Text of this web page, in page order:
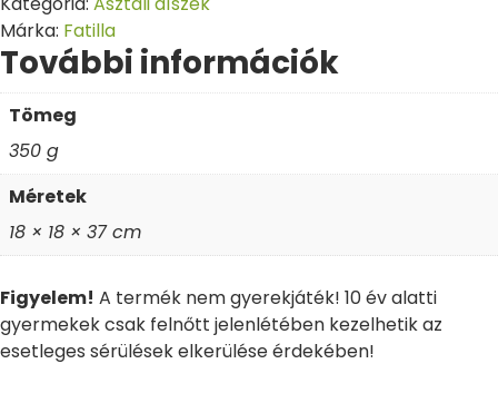
Márka: Fatilla
További információk
Tömeg
350 g
Méretek
18 × 18 × 37 cm
Figyelem! A termék nem gyerekjáték! 10 év alatti
gyermekek csak felnőtt jelenlétében kezelhetik az
esetleges sérülések elkerülése érdekében!